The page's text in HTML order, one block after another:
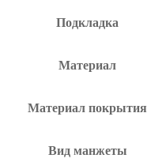
Подкладка
Материал
Материал покрытия
Вид манжеты